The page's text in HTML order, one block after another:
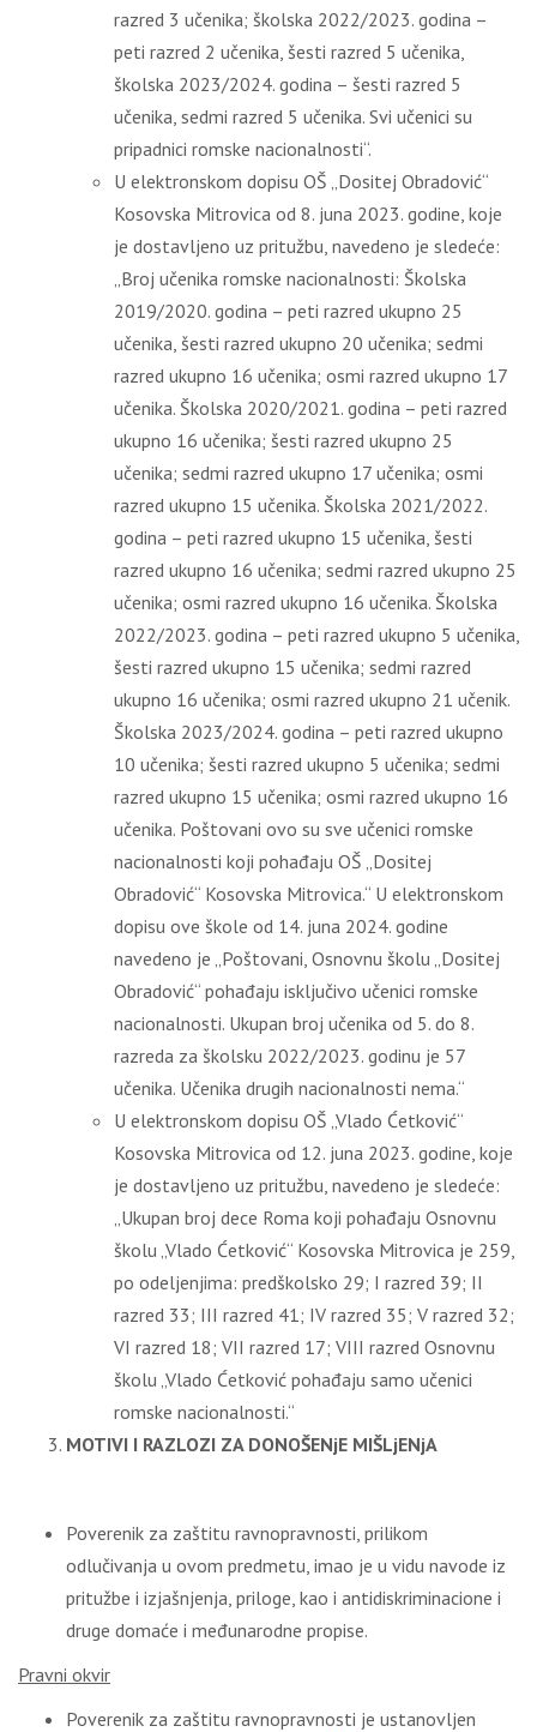
razred 3 učenika; školska 2022/2023. godina –
peti razred 2 učenika, šesti razred 5 učenika,
školska 2023/2024. godina – šesti razred 5
učenika, sedmi razred 5 učenika. Svi učenici su
pripadnici romske nacionalnosti“.
U elektronskom dopisu OŠ „Dositej Obradović“
Kosovska Mitrovica od 8. juna 2023. godine, koje
je dostavljeno uz pritužbu, navedeno je sledeće:
„Broj učenika romske nacionalnosti: Školska
2019/2020. godina – peti razred ukupno 25
učenika, šesti razred ukupno 20 učenika; sedmi
razred ukupno 16 učenika; osmi razred ukupno 17
učenika. Školska 2020/2021. godina – peti razred
ukupno 16 učenika; šesti razred ukupno 25
učenika; sedmi razred ukupno 17 učenika; osmi
razred ukupno 15 učenika. Školska 2021/2022.
godina – peti razred ukupno 15 učenika, šesti
razred ukupno 16 učenika; sedmi razred ukupno 25
učenika; osmi razred ukupno 16 učenika. Školska
2022/2023. godina – peti razred ukupno 5 učenika,
šesti razred ukupno 15 učenika; sedmi razred
ukupno 16 učenika; osmi razred ukupno 21 učenik.
Školska 2023/2024. godina – peti razred ukupno
10 učenika; šesti razred ukupno 5 učenika; sedmi
razred ukupno 15 učenika; osmi razred ukupno 16
učenika. Poštovani ovo su sve učenici romske
nacionalnosti koji pohađaju OŠ „Dositej
Obradović“ Kosovska Mitrovica.“ U elektronskom
dopisu ove škole od 14. juna 2024. godine
navedeno je „Poštovani, Osnovnu školu „Dositej
Obradović“ pohađaju isključivo učenici romske
nacionalnosti. Ukupan broj učenika od 5. do 8.
razreda za školsku 2022/2023. godinu je 57
učenika. Učenika drugih nacionalnosti nema.“
U elektronskom dopisu OŠ „Vlado Ćetković“
Kosovska Mitrovica od 12. juna 2023. godine, koje
je dostavljeno uz pritužbu, navedeno je sledeće:
„Ukupan broj dece Roma koji pohađaju Osnovnu
školu „Vlado Ćetković“ Kosovska Mitrovica je 259,
po odeljenjima: predškolsko 29; I razred 39; II
razred 33; III razred 41; IV razred 35; V razred 32;
VI razred 18; VII razred 17; VIII razred Osnovnu
školu „Vlado Ćetković pohađaju samo učenici
romske nacionalnosti.“
MOTIVI I RAZLOZI ZA DONOŠENjE MIŠLjENjA
Poverenik za zaštitu ravnopravnosti, prilikom
odlučivanja u ovom predmetu, imao je u vidu navode iz
pritužbe i izjašnjenja, priloge, kao i antidiskriminacione i
druge domaće i međunarodne propise.
Pravni okvir
Poverenik za zaštitu ravnopravnosti je ustanovljen